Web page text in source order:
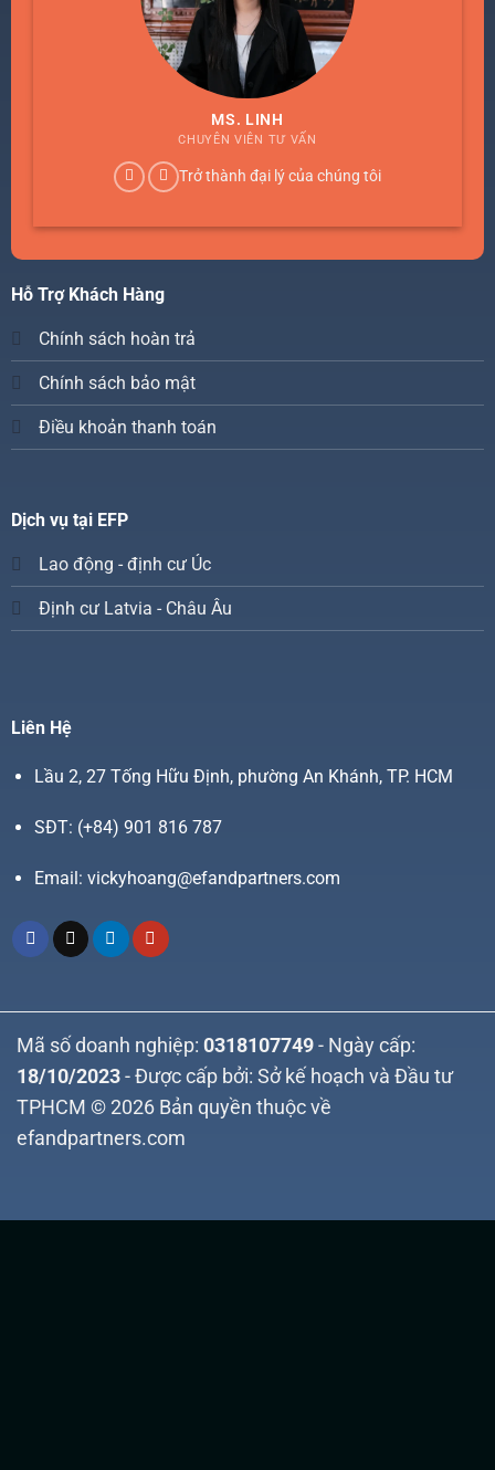
MS. LINH
CHUYÊN VIÊN TƯ VẤN
Trở thành đại lý của chúng tôi
Hỗ Trợ Khách Hàng
Chính sách hoàn trả
Chính sách bảo mật
Điều khoản thanh toán
Dịch vụ tại EFP
Lao động - định cư Úc
Định cư Latvia - Châu Âu
Liên Hệ
Lầu 2, 27 Tống Hữu Định, phường An Khánh, TP. HCM
SĐT: (+84) 901 816 787
Email: vickyhoang@efandpartners.com
Mã số doanh nghiệp: 0318107749 - Ngày cấp:
18/10/2023 - Được cấp bởi: Sở kế hoạch và Đầu tư
TPHCM © 2026 Bản quyền thuộc về
efandpartners.com